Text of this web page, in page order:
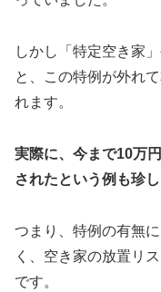
しかし「特定空き家
と、この特例が外れ
れます。
実際に、今まで10万
されたという例も珍し
つまり、特例の有無
く、空き家の放置リ
です。